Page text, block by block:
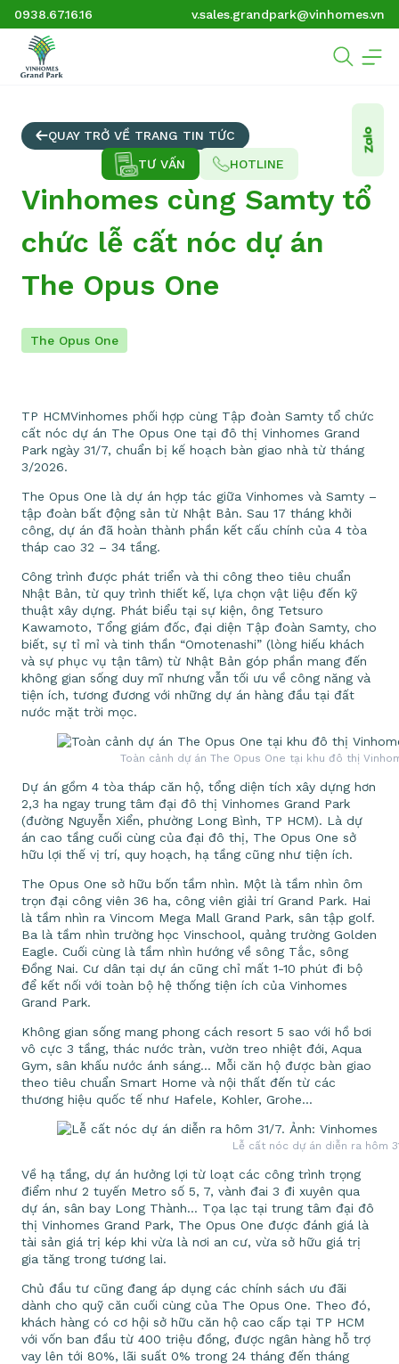
0938.67.16.16 v.sales.grandpark@vinhomes.vn
QUAY TRỞ VỀ TRANG TIN TỨC
Vinhomes cùng Samty tổ
chức lễ cất nóc dự án
The Opus One
The Opus One
TP HCMVinhomes phối hợp cùng Tập đoàn Samty tổ chức
cất nóc dự án The Opus One tại đô thị Vinhomes Grand
Park ngày 31/7, chuẩn bị kế hoạch bàn giao nhà từ tháng
3/2026.
The Opus One là dự án hợp tác giữa Vinhomes và Samty –
tập đoàn bất động sản từ Nhật Bản. Sau 17 tháng khởi
công, dự án đã hoàn thành phần kết cấu chính của 4 tòa
tháp cao 32 – 34 tầng.
Công trình được phát triển và thi công theo tiêu chuẩn
Nhật Bản, từ quy trình thiết kế, lựa chọn vật liệu đến kỹ
thuật xây dựng. Phát biểu tại sự kiện, ông Tetsuro
Kawamoto, Tổng giám đốc, đại diện Tập đoàn Samty, cho
biết, sự tỉ mỉ và tinh thần “Omotenashi” (lòng hiếu khách
và sự phục vụ tận tâm) từ Nhật Bản góp phần mang đến
không gian sống duy mĩ nhưng vẫn tối ưu về công năng và
tiện ích, tương đương với những dự án hàng đầu tại đất
nước mặt trời mọc.
Toàn cảnh dự án The Opus One tại khu đô thị
Dự án gồm 4 tòa tháp căn hộ, tổng diện tích xây dựng hơn
2,3 ha ngay trung tâm đại đô thị Vinhomes Grand Park
(đường Nguyễn Xiển, phường Long Bình, TP HCM). Là dự
án cao tầng cuối cùng của đại đô thị, The Opus One sở
hữu lợi thế vị trí, quy hoạch, hạ tầng cũng như tiện ích.
The Opus One sở hữu bốn tầm nhìn. Một là tầm nhìn ôm
trọn đại công viên 36 ha, công viên giải trí Grand Park. Hai
là tầm nhìn ra Vincom Mega Mall Grand Park, sân tập golf.
Ba là tầm nhìn trường học Vinschool, quảng trường Golden
Eagle. Cuối cùng là tầm nhìn hướng về sông Tắc, sông
Đồng Nai. Cư dân tại dự án cũng chỉ mất 1-10 phút đi bộ
để kết nối với toàn bộ hệ thống tiện ích của Vinhomes
Grand Park.
Không gian sống mang phong cách resort 5 sao với hồ bơi
vô cực 3 tầng, thác nước tràn, vườn treo nhiệt đới, Aqua
Gym, sân khấu nước ánh sáng… Mỗi căn hộ được bàn giao
theo tiêu chuẩn Smart Home và nội thất đến từ các
thương hiệu quốc tế như Hafele, Kohler, Grohe…
Lễ cất nóc dự án diễn ra hôm
Về hạ tầng, dự án hưởng lợi từ loạt các công trình trọng
điểm như 2 tuyến Metro số 5, 7, vành đai 3 đi xuyên qua
dự án, sân bay Long Thành… Tọa lạc tại trung tâm đại đô
thị Vinhomes Grand Park, The Opus One được đánh giá là
tài sản giá trị kép khi vừa là nơi an cư, vừa sở hữu giá trị
gia tăng trong tương lai.
Chủ đầu tư cũng đang áp dụng các chính sách ưu đãi
dành cho quỹ căn cuối cùng của The Opus One. Theo đó,
khách hàng có cơ hội sở hữu căn hộ cao cấp tại TP HCM
với vốn ban đầu từ 400 triệu đồng, được ngân hàng hỗ trợ
vay lên tới 80%, lãi suất 0% trong 24 tháng đến tháng
TƯ VẤN HOTLINE